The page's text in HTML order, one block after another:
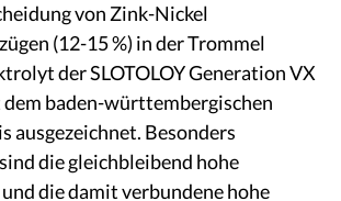
von Zink-Nickel
(12-15 %) in der Trommel
der SLOTOLOY Generation VX
baden-württembergischen
ausgezeichnet. Besonders
die gleichbleibend hohe
die damit verbundene hohe